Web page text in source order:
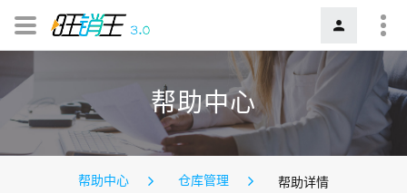
帮助中心
帮助中心 仓库管理 帮助详情